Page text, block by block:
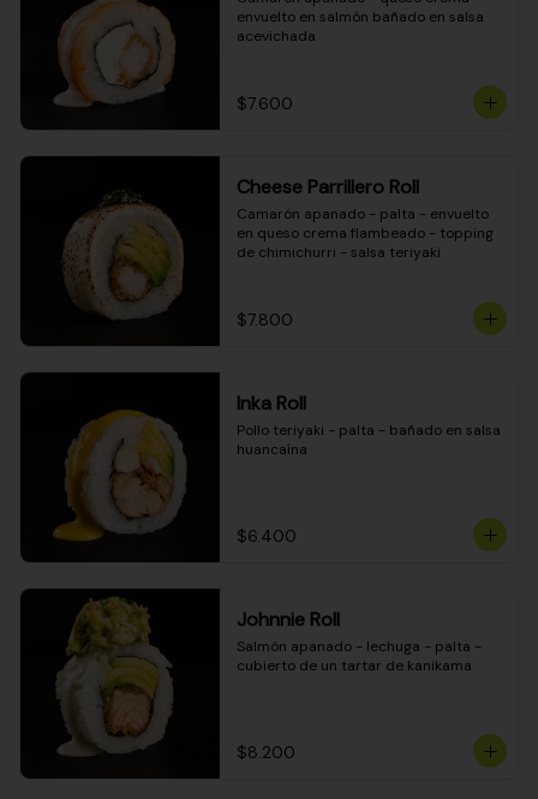
envuelto en salmón bañado en salsa
acevichada
$7.600
Cheese Parrillero Roll
Camarón apanado - palta - envuelto
en queso crema flambeado - topping
de chimichurri - salsa teriyaki
$7.800
Inka Roll
Pollo teriyaki - palta - bañado en salsa
huancaína
$6.400
Johnnie Roll
Salmón apanado - lechuga - palta -
cubierto de un tartar de kanikama
$8.200